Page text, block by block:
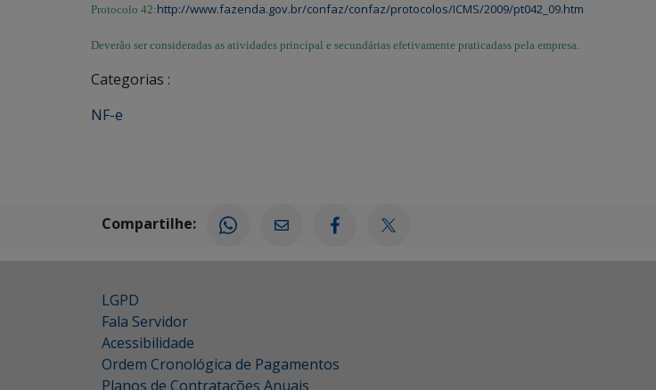
Protocolo 42:http://www.fazenda.gov.br/confaz/confaz/protocolos/ICMS/2009/pt042_09.htm
Deverão ser consideradas as atividades principal e secundárias efetivamente praticadass pela empresa.
Categorias :
NF-e
Compartilhe:
LGPD
Fala Servidor
Acessibilidade
Ordem Cronológica de Pagamentos
Planos de Contratações Anuais